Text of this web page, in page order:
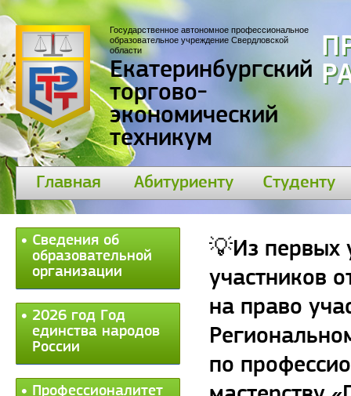
Государственное автономное профессиональное
образовательное учреждение Свердловской
области
Екатеринбургский
торгово-
экономический
техникум
Главная Абитуриенту Студенту
Сведения об
образовательной
организации
2026 год Год
единства народов
России
Профессионалитет
💡Из первых
участников
на право
по